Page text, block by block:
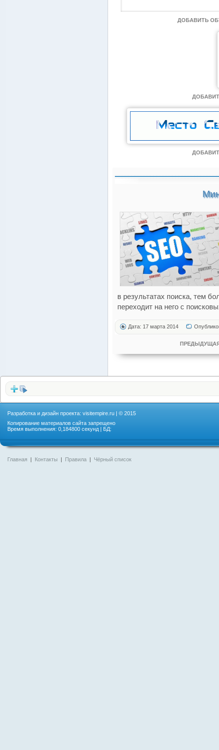
ДОБАВИТЬ
в результатах поиска, тем
переходит на него с
Дата: 17 марта 2014
Разработка и дизайн проекта: visitempire.ru | © 2015
Копирование материалов сайта запрещено
Время выполнения: 0,184800 секунд | БД:
Главная | Контакты | Правила | Чёрный список